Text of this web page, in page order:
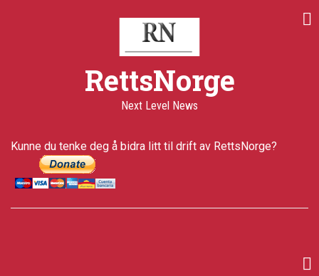
RettsNorge
Next Level News
Kunne du tenke deg å bidra litt til drift av RettsNorge?